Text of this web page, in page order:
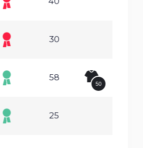
30
58
50
25